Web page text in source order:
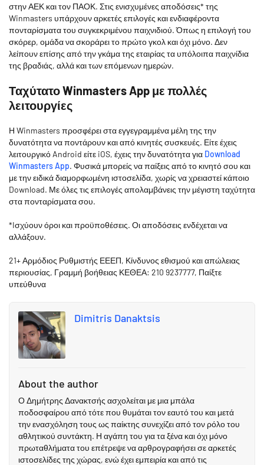
στην ΑΕΚ και τον ΠΑΟΚ. Στις ενισχυμένες αποδόσεις* της
Winmasters υπάρχουν αρκετές επιλογές και ενδιαφέροντα
πονταρίσματα του συγκεκριμένου παιχνιδιού. Όπως η επιλογή του
σκόρερ, ομάδα να σκοράρει το πρώτο γκολ και όχι μόνο. Δεν
λείπουν επίσης από την γκάμα της εταιρίας τα υπόλοιπα παιχνίδια
της βραδιάς, αλλά και των επόμενων ημερών.
Ταχύτατο Winmasters App με πολλές
λειτουργίες
Η Winmasters προσφέρει στα εγγεγραμμένα μέλη της την
δυνατότητα να ποντάρουν και από κινητές συσκευές. Είτε έχεις
λειτουργικό Android είτε iOS, έχεις την δυνατότητα για Download
Winmasters App. Φυσικά μπορείς να παίξεις από το κινητό σου και
με την ειδικά διαμορφωμένη ιστοσελίδα, χωρίς να χρειαστεί κάποιο
Download. Με όλες τις επιλογές απολαμβάνεις την μέγιστη ταχύτητα
στα πονταρίσματα σου.
*Iσχύουν όροι και προϋποθέσεις. Οι αποδόσεις ενδέχεται να
αλλάξουν.
21+ Αρμόδιος Ρυθμιστής ΕΕΕΠ, Κίνδυνος εθισμού και απώλειας
περιουσίας, Γραμμή βοήθειας ΚΕΘΕΑ: 210 9237777, Παίξτε
υπεύθυνα
Dimitris Danaktsis
About the author
Ο Δημήτρης Δανακτσής ασχολείται με μια μπάλα
ποδοσφαίρου από τότε που θυμάται τον εαυτό του και μετά
την ενασχόληση τους ως παίκτης συνεχίζει από τον ρόλο του
αθλητικού συντάκτη. Η αγάπη του για τα ξένα και όχι μόνο
πρωταθλήματα του επέτρεψε να αρθρογραφήσει σε αρκετές
ιστοσελίδες της χώρας, ενώ έχει εμπειρία και από τις